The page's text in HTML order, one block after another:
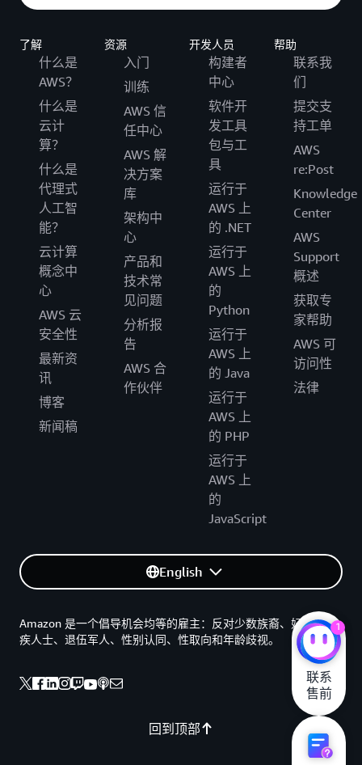
了解
什么是
AWS？
什么是
云计
算？
什么是
代理式
人工智
能？
云计算
概念中
心
AWS 云
安全性
最新资
讯
博客
新闻稿
资源
入门
训练
AWS 信
任中心
AWS 解
决方案
库
架构中
心
产品和
技术常
见问题
分析报
告
AWS 合
作伙伴
开发人员
构建者
中心
软件开
发工具
包与工
具
运行于
AWS 上
的 .NET
运行于
AWS 上
的
Python
运行于
AWS 上
的 Java
运行于
AWS 上
的 PHP
运行于
AWS 上
的
JavaScript
帮助
联系我
们
提交支
持工单
AWS
re:Post
Knowledge
Center
AWS
Support
概述
获取专
家帮助
AWS 可
访问性
法律
English
回到顶部
Amazon 是一个倡导机会均等的雇主：反对少数族裔、妇女、残
疾人士、退伍军人、性别认同、性取向和年龄歧视。
1
联系
售前